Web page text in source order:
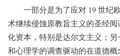
一部分是为了应对 19 世纪
术继续侵蚀原教旨主义的圣经
化资本，特别是达尔文主义；
和心理学的调查驱动的在道德